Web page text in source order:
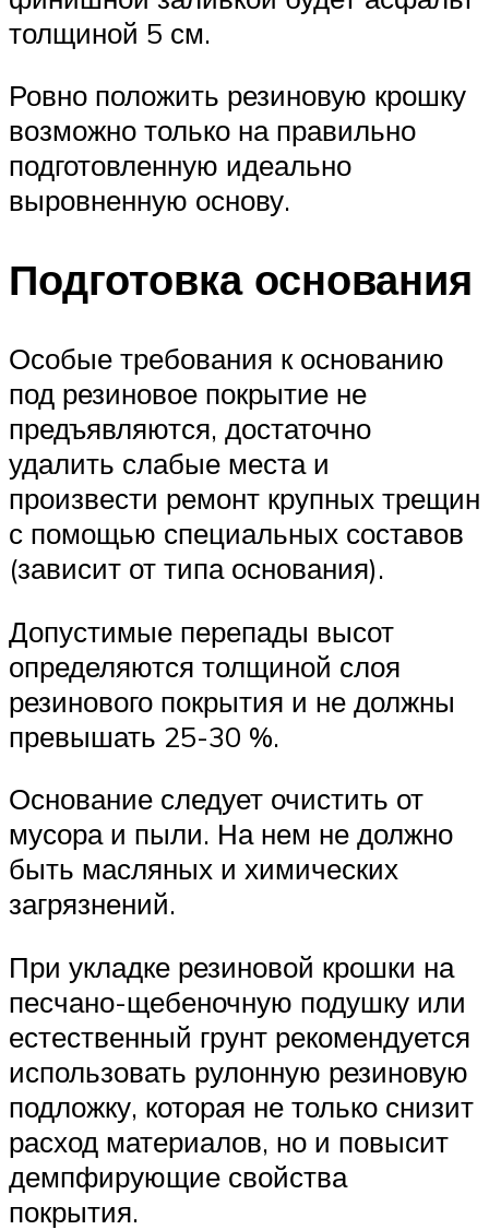
толщиной 5 см.
Ровно положить резиновую крошку
возможно только на правильно
подготовленную идеально
выровненную основу.
Подготовка основания
Особые требования к основанию
под резиновое покрытие не
предъявляются, достаточно
удалить слабые места и
произвести ремонт крупных трещин
с помощью специальных составов
(зависит от типа основания).
Допустимые перепады высот
определяются толщиной слоя
резинового покрытия и не должны
превышать 25-30 %.
Основание следует очистить от
мусора и пыли. На нем не должно
быть масляных и химических
загрязнений.
При укладке резиновой крошки на
песчано-щебеночную подушку или
естественный грунт рекомендуется
использовать рулонную резиновую
подложку, которая не только снизит
расход материалов, но и повысит
демпфирующие свойства
покрытия.